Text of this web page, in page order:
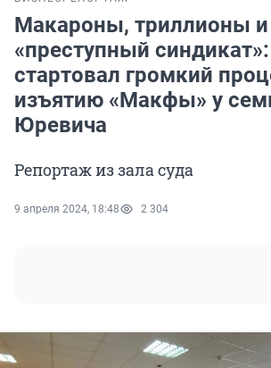
Макароны, триллионы и
«преступный
стартовал громкий
изъятию «Макфы» у
Юревича
Репортаж из зала суда
9 апреля 2024, 18:48 2 304